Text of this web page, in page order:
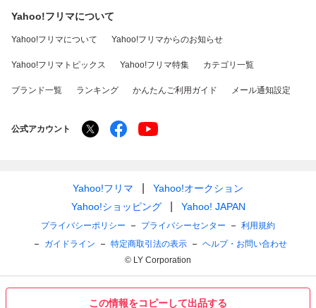
この情報をコピーして出品する
Yahoo!フリマについて
Yahoo!フリマについて Yahoo!フリマからのお知らせ
Yahoo!フリマトピックス Yahoo!フリマ特集 カテゴリ一覧
ブランド一覧 ランキング かんたんご利用ガイド メール通知設定
公式アカウント
Yahoo!フリマ
Yahoo!オークション
Yahoo!ショッピング
Yahoo! JAPAN
プライバシーポリシー プライバシーセンター
利用規約
ガイドライン
特定商取引法の表示
ヘルプ・お問い合わせ
© LY Corporation